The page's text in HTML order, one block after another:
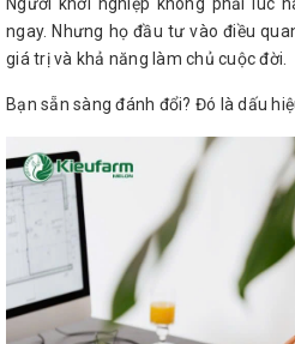
ngay. Nhưng họ đầu tư vào điều
giá trị và khả năng làm chủ cuộc đời.
Bạn sẵn sàng đánh đổi? Đó là dấu